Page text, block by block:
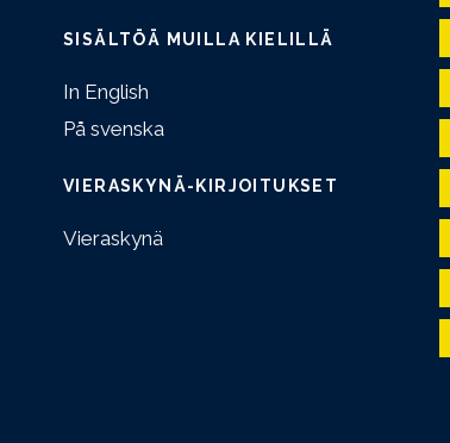
SISÄLTÖÄ MUILLA KIELILLÄ
In English
På svenska
VIERASKYNÄ-KIRJOITUKSET
Vieraskynä